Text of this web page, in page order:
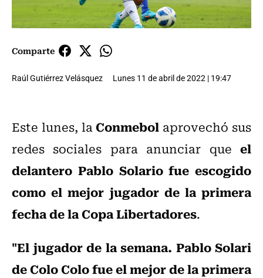
Comparte
Raúl Gutiérrez Velásquez Lunes 11 de abril de 2022 | 19:47
Este lunes, laConmebol aprovechó sus
redes sociales para anunciar que el
delantero Pablo Solario fue escogido
como el mejor jugador de la primera
fecha de la Copa Libertadores.
"El jugador de la semana. Pablo Solari
de Colo Colo fue el mejor de la primera